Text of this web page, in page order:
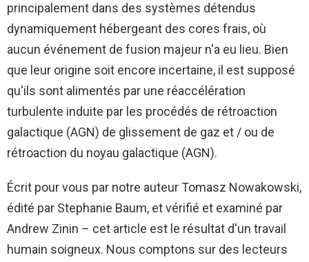
principalement dans des systèmes détendus
dynamiquement hébergeant des cores frais, où
aucun événement de fusion majeur n'a eu lieu. Bien
que leur origine soit encore incertaine, il est supposé
qu'ils sont alimentés par une réaccélération
turbulente induite par les procédés de rétroaction
galactique (AGN) de glissement de gaz et / ou de
rétroaction du noyau galactique (AGN).
Écrit pour vous par notre auteur Tomasz Nowakowski,
édité par Stephanie Baum, et vérifié et examiné par
Andrew Zinin – cet article est le résultat d'un travail
humain soigneux. Nous comptons sur des lecteurs